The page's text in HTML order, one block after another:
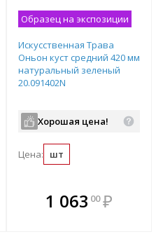
В комплекте
всегда выгоднее!
Образец на экспозиции
Искусственная Трава
Оньон куст средний 420 мм
натуральный зеленый
20.091402N
Хорошая цена!
Цена: шт
1 063 00 ₽